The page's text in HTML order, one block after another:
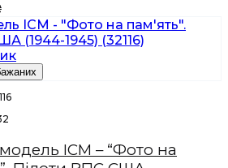
ICM – “Фото на